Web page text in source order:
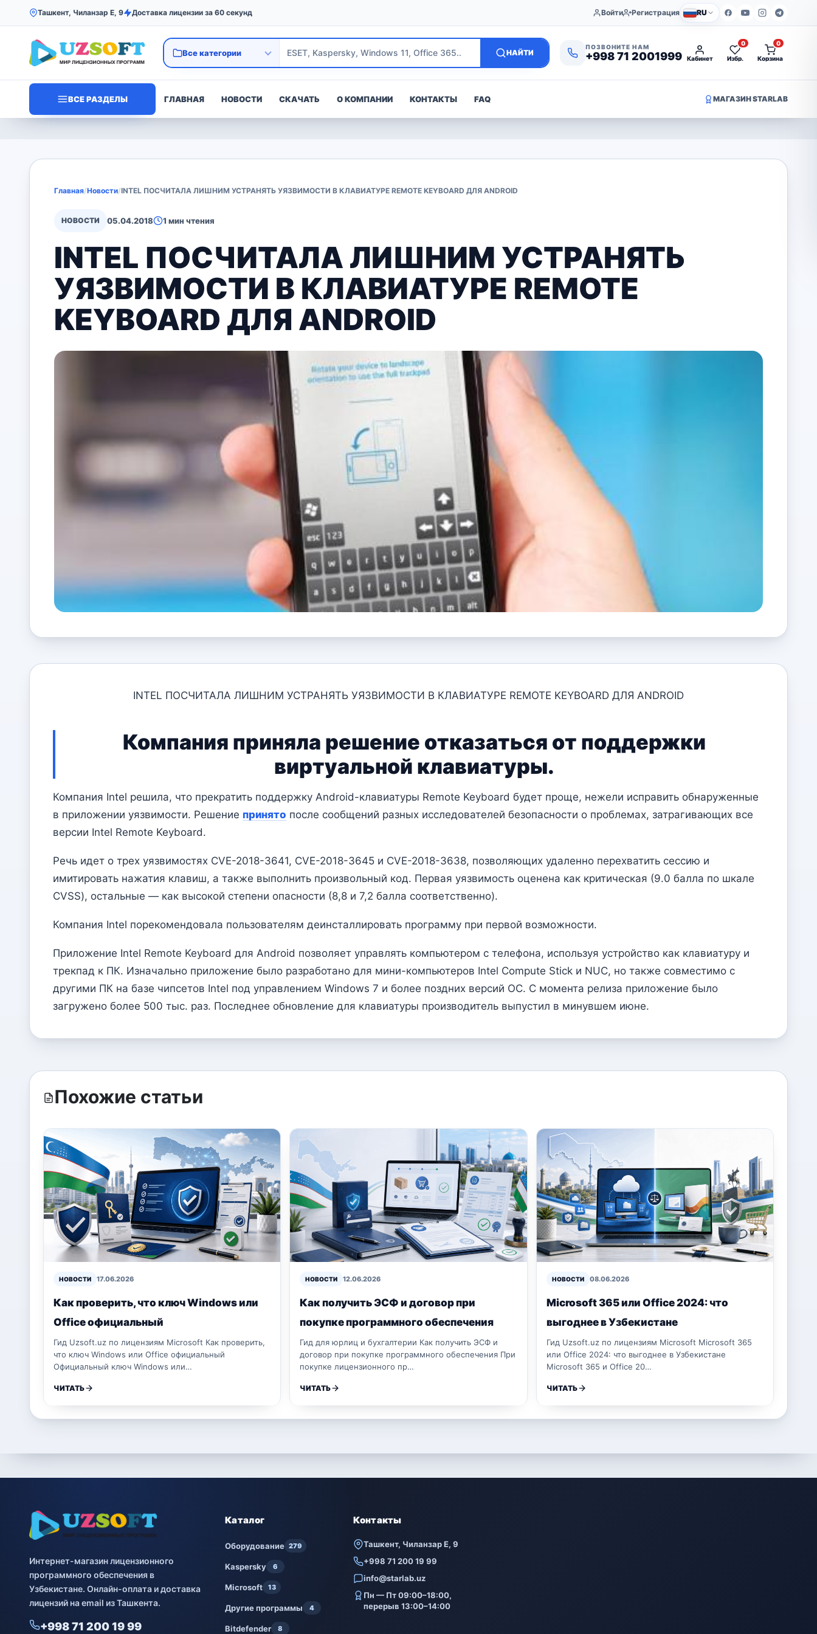
Ташкент, Чиланзар Е, 9 Доставка лицензии за 60 секунд Войти Регистрация RU
НАЙТИ
ПОЗВОНИТЕ НАМ
+998 71 2001999 Кабинет Избр.
0
Корзина
0
ВСЕ РАЗДЕЛЫ ГЛАВНАЯ НОВОСТИ СКАЧАТЬ О КОМПАНИИ КОНТАКТЫ FAQ МАГАЗИН STARLAB
Главная/Новости/INTEL ПОСЧИТАЛА ЛИШНИМ УСТРАНЯТЬ УЯЗВИМОСТИ В КЛАВИАТУРЕ REMOTE KEYBOARD ДЛЯ ANDROID
НОВОСТИ 05.04.2018 1 мин чтения
INTEL ПОСЧИТАЛА ЛИШНИМ УСТРАНЯТЬ
УЯЗВИМОСТИ В КЛАВИАТУРЕ REMOTE
KEYBOARD ДЛЯ ANDROID
INTEL ПОСЧИТАЛА ЛИШНИМ УСТРАНЯТЬ УЯЗВИМОСТИ В КЛАВИАТУРЕ REMOTE KEYBOARD ДЛЯ ANDROID
Компания приняла решение отказаться от поддержки
виртуальной клавиатуры.
Компания Intel решила, что прекратить поддержку Android-клавиатуры Remote Keyboard будет проще, нежели исправить обнаруженные
в приложении уязвимости. Решение принято после сообщений разных исследователей безопасности о проблемах, затрагивающих все
версии Intel Remote Keyboard.
Речь идет о трех уязвимостях CVE-2018-3641, CVE-2018-3645 и CVE-2018-3638, позволяющих удаленно перехватить сессию и
имитировать нажатия клавиш, а также выполнить произвольный код. Первая уязвимость оценена как критическая (9.0 балла по шкале
CVSS), остальные — как высокой степени опасности (8,8 и 7,2 балла соответственно).
Компания Intel порекомендовала пользователям деинсталлировать программу при первой возможности.
Приложение Intel Remote Keyboard для Android позволяет управлять компьютером с телефона, используя устройство как клавиатуру и
трекпад к ПК. Изначально приложение было разработано для мини-компьютеров Intel Compute Stick и NUC, но также совместимо с
другими ПК на базе чипсетов Intel под управлением Windows 7 и более поздних версий ОС. С момента релиза приложение было
загружено более 500 тыс. раз. Последнее обновление для клавиатуры производитель выпустил в минувшем июне.
Похожие статьи
НОВОСТИ 17.06.2026
Как проверить, что ключ Windows или
Office официальный
Гид Uzsoft.uz по лицензиям Microsoft Как проверить,
что ключ Windows или Office официальный
Официальный ключ Windows или…
ЧИТАТЬ
НОВОСТИ 12.06.2026
Как получить ЭСФ и договор при
покупке программного обеспечения
Гид для юрлиц и бухгалтерии Как получить ЭСФ и
договор при покупке программного обеспечения При
покупке лицензионного пр…
ЧИТАТЬ
НОВОСТИ 08.06.2026
Microsoft 365 или Office 2024: что
выгоднее в Узбекистане
Гид Uzsoft.uz по лицензиям Microsoft Microsoft 365
или Office 2024: что выгоднее в Узбекистане
Microsoft 365 и Office 20…
ЧИТАТЬ
Интернет-магазин лицензионного
программного обеспечения в
Узбекистане. Онлайн-оплата и доставка
лицензий на email из Ташкента.
+998 71 200 19 99
Каталог
Оборудование 279
Kaspersky 6
Microsoft 13
Другие программы 4
Bitdefender 8
Контакты
Ташкент, Чиланзар Е, 9
+998 71 200 19 99
info@starlab.uz
Пн — Пт 09:00–18:00,
перерыв 13:00–14:00